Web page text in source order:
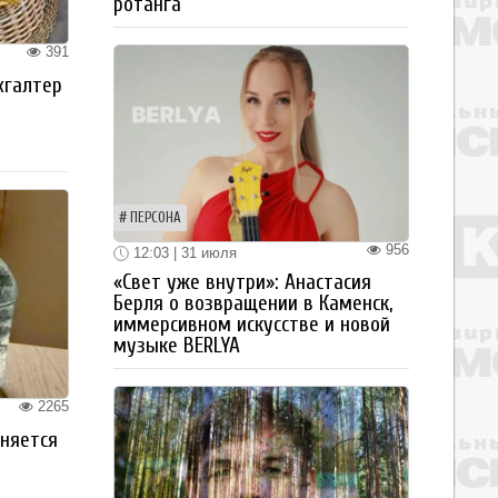
391
2265
ПЕРСОНА
956
12:03 | 31 июля
«Свет уже внутри»: Анастасия
Берля о возвращении в Каменск,
иммерсивном искусстве и новой
музыке BERLYA